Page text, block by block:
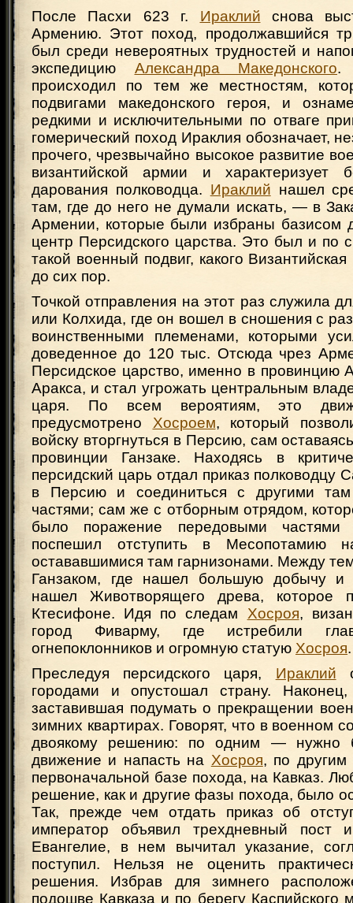
После Пасхи 623 г. Ираклий снова
Армению. Этот поход, продолжавшийся
был среди невероятных трудностей и
экспедицию Александра Македонского.
происходил по тем же местностям,
подвигами македонского героя, и
редкими и исключительными по отваге
гомерический поход Ираклия обозначает,
прочего, чрезвычайно высокое развитие
византийской армии и характеризует
дарования полководца. Ираклий нашел
там, где до него не думали искать, — в
Армении, которые были избраны базисом
центр Персидского царства. Это был и по
такой военный подвиг, какого
до сих пор.
Точкой отправления на этот раз служила
или Колхида, где он вошел в сношения с
воинственными племенами, которыми
доведенное до 120 тыс. Отсюда чрез
Персидское царство, именно в провинцию
Аракса, и стал угрожать центральным
царя. По всем вероятиям, это
предусмотрено Хосроем, который
войску вторгнуться в Персию, сам
провинции Ганзаке. Находясь в
персидский царь отдал приказ полководцу
в Персию и соединиться с другими там
частями; сам же с отборным отрядом,
было поражение передовыми
поспешил отступить в Месопотамию
остававшимися там гарнизонами. Между
Ганзаком, где нашел большую добычу и
нашел Животворящего древа, которое
Ктесифоне. Идя по следам Хосроя,
город Фиварму, где истребили
огнепоклонников и огромную статую Хосроя.
Преследуя персидского царя, Ираклий
городами и опустошал страну.
заставившая подумать о прекращении
зимних квартирах. Говорят, что в военном
двоякому решению: по одним — нужно
движение и напасть на Хосроя, по другим
первоначальной базе похода, на Кавказ.
решение, как и другие фазы похода, было
Так, прежде чем отдать приказ об
император объявил трехдневный пост
Евангелие, в нем вычитал указание,
поступил. Нельзя не оценить
решения. Избрав для зимнего
подошве Кавказа и по берегу Каспийского